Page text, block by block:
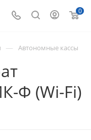
0
— Автономные кассы
Ф (Wi-Fi)